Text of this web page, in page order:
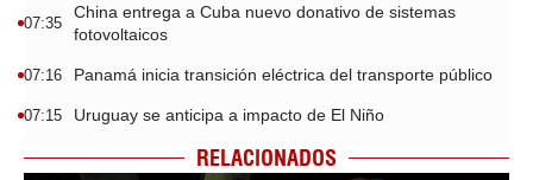
07:35
China entrega a Cuba nuevo donativo de sistemas
fotovoltaicos
07:16 Panamá inicia transición eléctrica del transporte público
07:15 Uruguay se anticipa a impacto de El Niño
RELACIONADOS